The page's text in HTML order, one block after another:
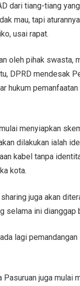
dari tiang-tiang
mau, tapi
usai rapat.
oleh pihak swasta,
DPRD mendesak
hukum
menyiapkan
dilakukan ialah
kabel tanpa
kota.
juga akan
selama ini dianggap
lagi
juga mulai